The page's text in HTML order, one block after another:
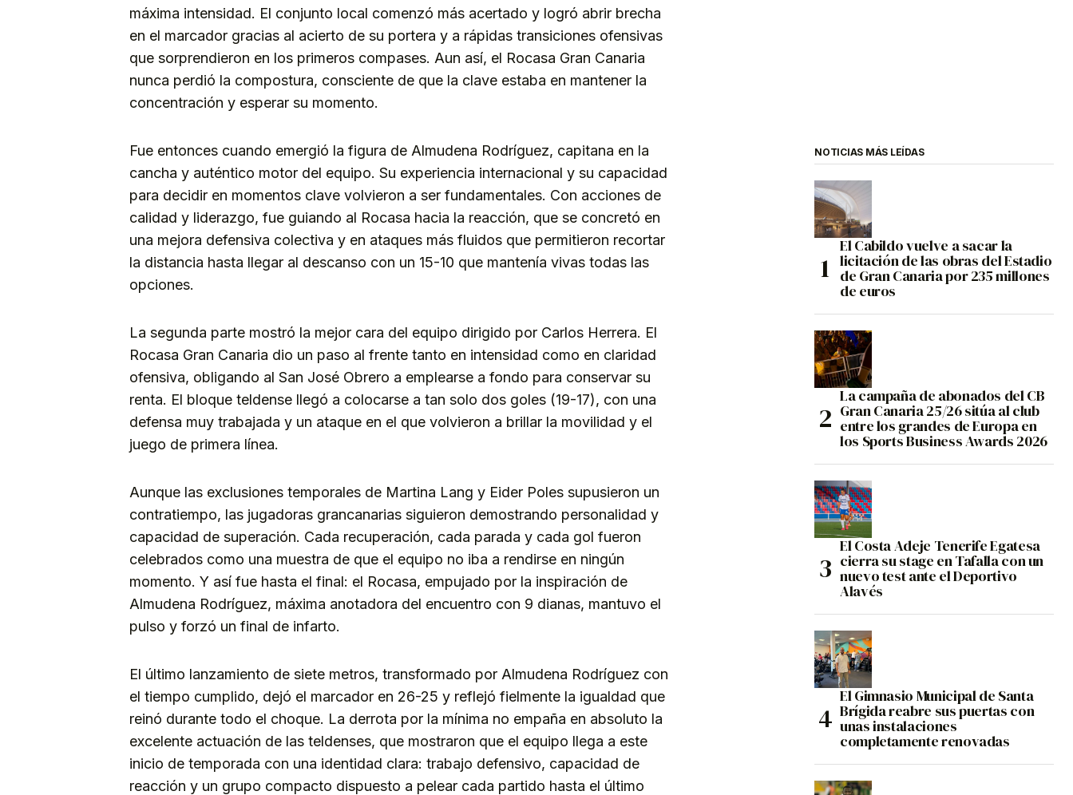
máxima intensidad. El conjunto local comenzó más acertado y logró abrir brecha
en el marcador gracias al acierto de su portera y a rápidas transiciones ofensivas
que sorprendieron en los primeros compases. Aun así, el Rocasa Gran Canaria
nunca perdió la compostura, consciente de que la clave estaba en mantener la
concentración y esperar su momento.
Fue entonces cuando emergió la figura de Almudena Rodríguez, capitana en la
cancha y auténtico motor del equipo. Su experiencia internacional y su capacidad
para decidir en momentos clave volvieron a ser fundamentales. Con acciones de
calidad y liderazgo, fue guiando al Rocasa hacia la reacción, que se concretó en
una mejora defensiva colectiva y en ataques más fluidos que permitieron recortar
la distancia hasta llegar al descanso con un 15-10 que mantenía vivas todas las
opciones.
La segunda parte mostró la mejor cara del equipo dirigido por Carlos Herrera. El
Rocasa Gran Canaria dio un paso al frente tanto en intensidad como en claridad
ofensiva, obligando al San José Obrero a emplearse a fondo para conservar su
renta. El bloque teldense llegó a colocarse a tan solo dos goles (19-17), con una
defensa muy trabajada y un ataque en el que volvieron a brillar la movilidad y el
juego de primera línea.
Aunque las exclusiones temporales de Martina Lang y Eider Poles supusieron un
contratiempo, las jugadoras grancanarias siguieron demostrando personalidad y
capacidad de superación. Cada recuperación, cada parada y cada gol fueron
celebrados como una muestra de que el equipo no iba a rendirse en ningún
momento. Y así fue hasta el final: el Rocasa, empujado por la inspiración de
Almudena Rodríguez, máxima anotadora del encuentro con 9 dianas, mantuvo el
pulso y forzó un final de infarto.
El último lanzamiento de siete metros, transformado por Almudena Rodríguez con
el tiempo cumplido, dejó el marcador en 26-25 y reflejó fielmente la igualdad que
reinó durante todo el choque. La derrota por la mínima no empaña en absoluto la
excelente actuación de las teldenses, que mostraron que el equipo llega a este
inicio de temporada con una identidad clara: trabajo defensivo, capacidad de
reacción y un grupo compacto dispuesto a pelear cada partido hasta el último
NOTICIAS MÁS LEÍDAS
El Cabildo vuelve a sacar la
licitación de las obras del Estadio
de Gran Canaria por 235 millones
de euros
La campaña de abonados del CB
Gran Canaria 25/26 sitúa al club
entre los grandes de Europa en
los Sports Business Awards 2026
El Costa Adeje Tenerife Egatesa
cierra su stage en Tafalla con un
nuevo test ante el Deportivo
Alavés
El Gimnasio Municipal de Santa
Brígida reabre sus puertas con
unas instalaciones
completamente renovadas